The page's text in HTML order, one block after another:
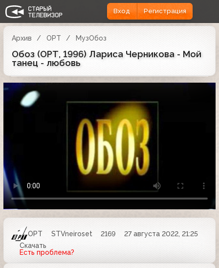
Вход Регистрация
Архив ОРТ МузОбоз
Обоз (ОРТ, 1996) Лариса Черникова - Мой
танец - любовь
ОРТ STVneiroset 2169
27 августа 2022, 21:25
Скачать
Есть проблема?